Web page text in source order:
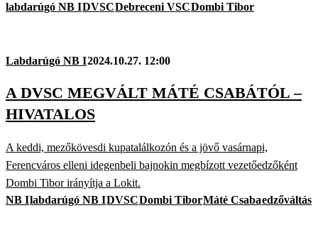
labdarúgó NB IDVSCDebreceni VSCDombi Tibor
Labdarúgó NB I2024.10.27. 12:00
A DVSC MEGVÁLT MÁTÉ CSABÁTÓL –
HIVATALOS
A keddi, mezőkövesdi kupatalálkozón és a jövő vasárnapi,
Ferencváros elleni idegenbeli bajnokin megbízott vezetőedzőként
Dombi Tibor irányítja a Lokit.
NB Ilabdarúgó NB IDVSCDombi TiborMáté Csabaedzőváltás